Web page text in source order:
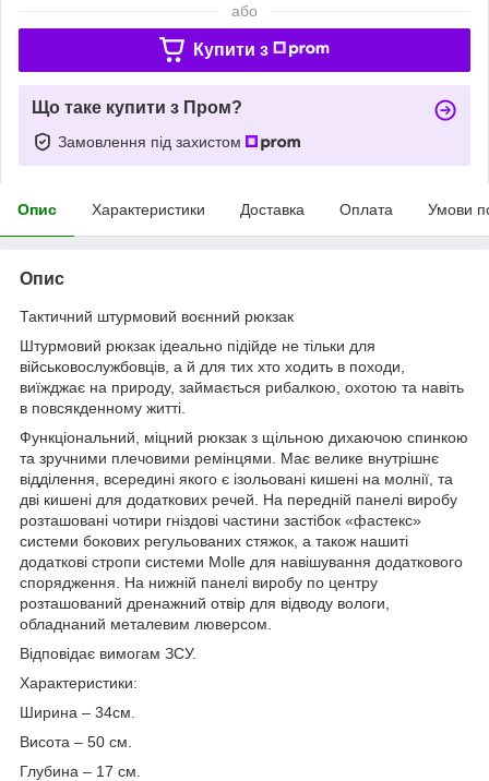
або
Купити з
Що таке купити з Пром?
Замовлення під захистом
Опис Характеристики Доставка Оплата Умови
Опис
Тактичний штурмовий воєнний рюкзак
Штурмовий рюкзак ідеально підійде не тільки для
військовослужбовців, а й для тих хто ходить в походи,
виїжджає на природу, займається рибалкою, охотою та навіть
в повсякденному житті.
Функціональний, міцний рюкзак з щільною дихаючою спинкою
та зручними плечовими ремінцями. Має велике внутрішнє
відділення, всередині якого є ізольовані кишені на молнії, та
дві кишені для додаткових речей. На передній панелі виробу
розташовані чотири гніздові частини застібок «фастекс»
системи бокових регульованих стяжок, а також нашиті
додаткові стропи системи Molle для навішування додаткового
спорядження. На нижній панелі виробу по центру
розташований дренажний отвір для відводу вологи,
обладнаний металевим люверсом.
Відповідає вимогам ЗСУ.
Характеристики:
Ширина – 34см.
Висота – 50 см.
Глубина – 17 см.